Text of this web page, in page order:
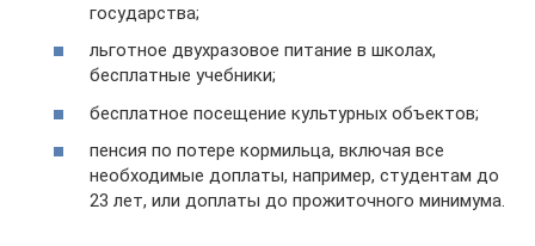
государства;
льготное двухразовое питание в школах,
бесплатные учебники;
бесплатное посещение культурных объектов;
пенсия по потере кормильца, включая все
необходимые доплаты, например, студентам до
23 лет, или доплаты до прожиточного минимума.